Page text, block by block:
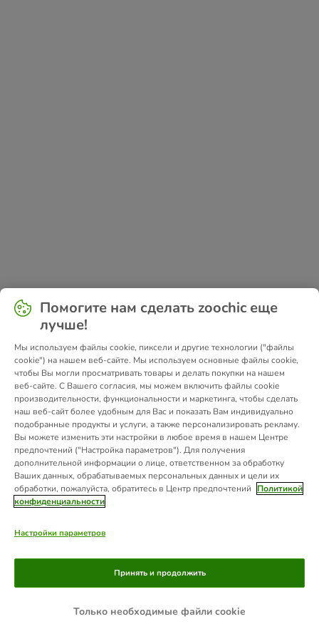
Application error: a
-side exception has occurred while
loading www.zoochic-eu.ru (see the
for more
Помогите нам сделать zoochic еще
лучше!
Мы используем файлы cookie, пиксели и другие технологии ("файлы
cookie") на нашем веб-сайте. Мы используем основные файлы cookie,
чтобы Вы могли просматривать товары и делать покупки на нашем
веб-сайте. С Вашего согласия, мы можем включить файлы cookie
производительности, функциональности и маркетинга, чтобы сделать
наш веб-сайт более удобным для Вас и показать Вам индивидуально
подобранные продукты и услуги, а также персонализировать рекламу.
Вы можете изменить эти настройки в любое время в нашем Центре
предпочтений ("Настройка параметров"). Для получения
дополнительной информации о лице, ответственном за обработку
Ваших данных, обрабатываемых персональных данных и цели их
обработки, пожалуйста, обратитесь в Центр предпочтений
Политикой
конфиденциальности
Настройки параметров
Только необходимые файли cookie
Принять и продолжить